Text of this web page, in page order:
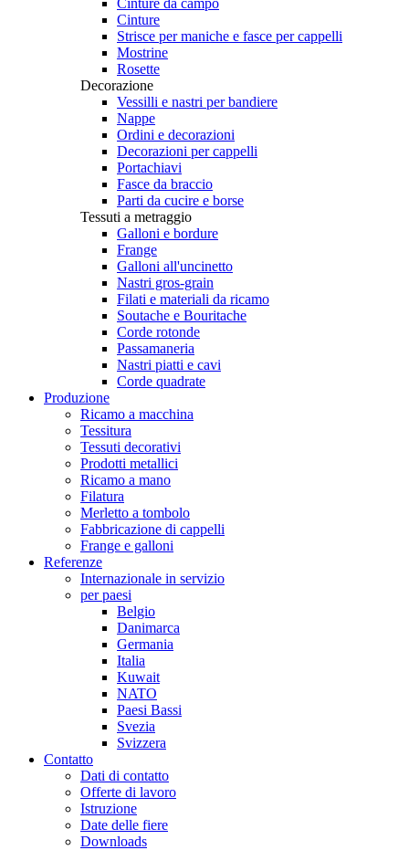
Cinture da campo
Cinture
Strisce per maniche e fasce per cappelli
Mostrine
Rosette
Decorazione
Vessilli e nastri per bandiere
Nappe
Ordini e decorazioni
Decorazioni per cappelli
Portachiavi
Fasce da braccio
Parti da cucire e borse
Tessuti a metraggio
Galloni e bordure
Frange
Galloni all'uncinetto
Nastri gros-grain
Filati e materiali da ricamo
Soutache e Bouritache
Corde rotonde
Passamaneria
Nastri piatti e cavi
Corde quadrate
Produzione
Ricamo a macchina
Tessitura
Tessuti decorativi
Prodotti metallici
Ricamo a mano
Filatura
Merletto a tombolo
Fabbricazione di cappelli
Frange e galloni
Referenze
Internazionale in servizio
per paesi
Belgio
Danimarca
Germania
Italia
Kuwait
NATO
Paesi Bassi
Svezia
Svizzera
Contatto
Dati di contatto
Offerte di lavoro
Istruzione
Date delle fiere
Downloads